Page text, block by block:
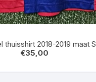
thuisshirt 2018-2019 maat S
€35,00